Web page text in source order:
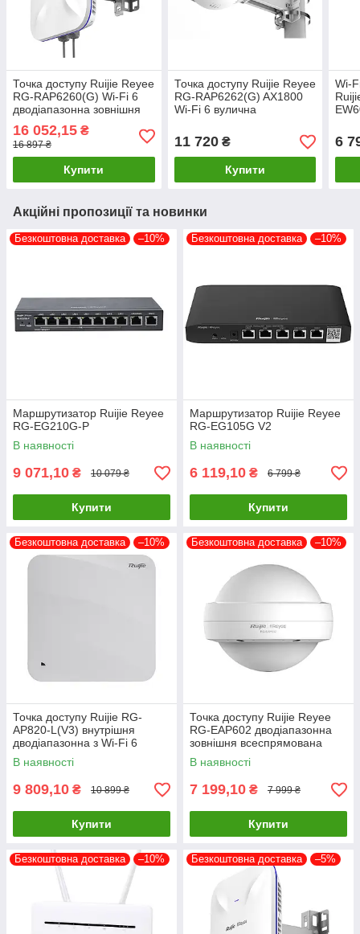
Точка доступу Ruijie Reyee
RG-RAP6260(G) Wi-Fi 6
дводіапазонна зовнішня
16 052,15 ₴
16 897 ₴
Купити
Точка доступу Ruijie Reyee
RG-RAP6262(G) AX1800
Wi-Fi 6 вулична
11 720₴
Купити
Wi-
6
Акційні пропозиції та новинки
Безкоштовна доставка –10%
Маршрутизатор Ruijie Reyee
RG-EG210G-P
В наявності
9 071,10 ₴ 10 079 ₴
Купити
Безкоштовна доставка –10%
Маршрутизатор Ruijie Reyee
RG-EG105G V2
В наявності
6 119,10 ₴ 6 799 ₴
Купити
Безкоштовна доставка –10%
Точка доступу Ruijie RG-
AP820-L(V3) внутрішня
дводіапазонна з Wi-Fi 6
В наявності
9 809,10 ₴ 10 899 ₴
Купити
Безкоштовна доставка –10%
Точка доступу Ruijie Reyee
RG-EAP602 дводіапазонна
зовнішня всеспрямована
В наявності
7 199,10 ₴ 7 999 ₴
Купити
Безкоштовна доставка –10% Безкоштовна доставка –5%